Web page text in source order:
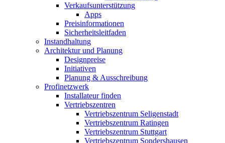
Verkaufsunterstützung
Apps
Preisinformationen
Sicherheitsleitfaden
Instandhaltung
Architektur und Planung
Designpreise
Initiativen
Planung & Ausschreibung
Profinetzwerk
Installateur finden
Vertriebszentren
Vertriebszentrum Seligenstadt
Vertriebszentrum Ratingen
Vertriebszentrum Stuttgart
Vertriebszentrum Sondershausen